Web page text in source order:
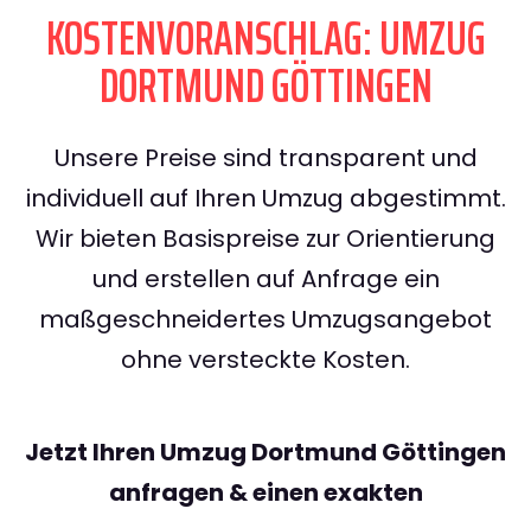
KOSTENVORANSCHLAG: UMZUG
DORTMUND GÖTTINGEN
Unsere Preise sind transparent und
individuell auf Ihren Umzug abgestimmt.
Wir bieten Basispreise zur Orientierung
und erstellen auf Anfrage ein
maßgeschneidertes Umzugsangebot
ohne versteckte Kosten.
Jetzt Ihren Umzug Dortmund Göttingen
anfragen & einen exakten